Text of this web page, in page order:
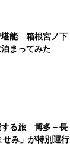
堪能 箱根宮ノ下
まってみた
する旅 博多－長
せみ」が特別運行